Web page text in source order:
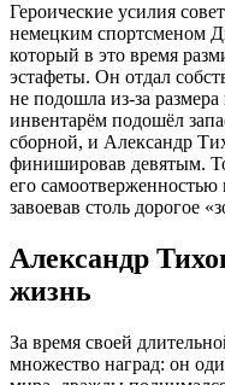
Героические усилия
немецким спортсменом
который в это время
эстафеты. Он отдал
не подошла из-за
инвентарём подошёл
сборной, и Александр
финишировав девятым.
его
завоевав столь дорогое
Александр
жизнь
За время своей
множество наград: он